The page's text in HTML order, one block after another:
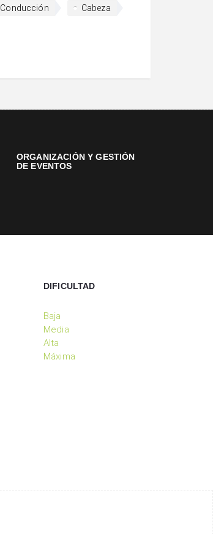
Conducción Cabeza
ORGANIZACIÓN Y GESTIÓN
DE EVENTOS
DIFICULTAD
Baja
Media
Alta
Máxima